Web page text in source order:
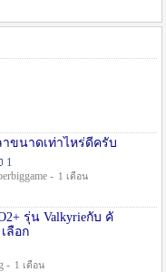
ขนาดเท่าไหร่ดีครับ
1
- 1 เดือน
รุ่น Valkyrieกับ คั
เลือก
- 1 เดือน